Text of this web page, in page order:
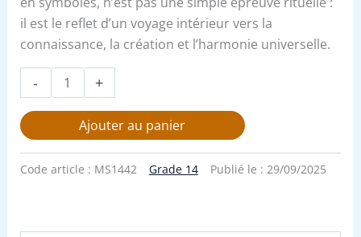
il est le reflet d’un voyage intérieur vers la
connaissance, la création et l’harmonie universelle.
- +
Ajouter au panier
Code article : MS1442 Grade 14 Publié le : 29/09/2025